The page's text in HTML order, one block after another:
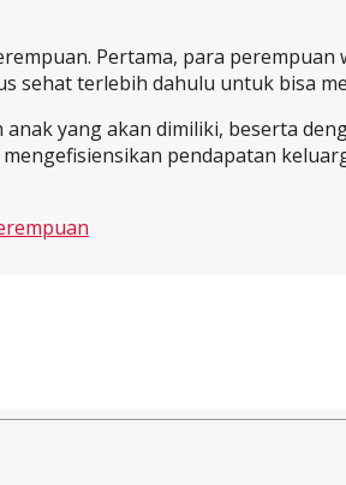
Pertama, para
sehat terlebih dahulu untuk bisa
yang akan dimiliki, beserta
pendapatan